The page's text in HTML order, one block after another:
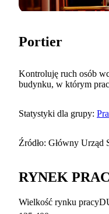
Portier
Kontroluję ruch osób
budynku, w którym
Statystyki dla grupy:
Źródło: Główny Urząd
RYNEK
Wielkość rynku pracy